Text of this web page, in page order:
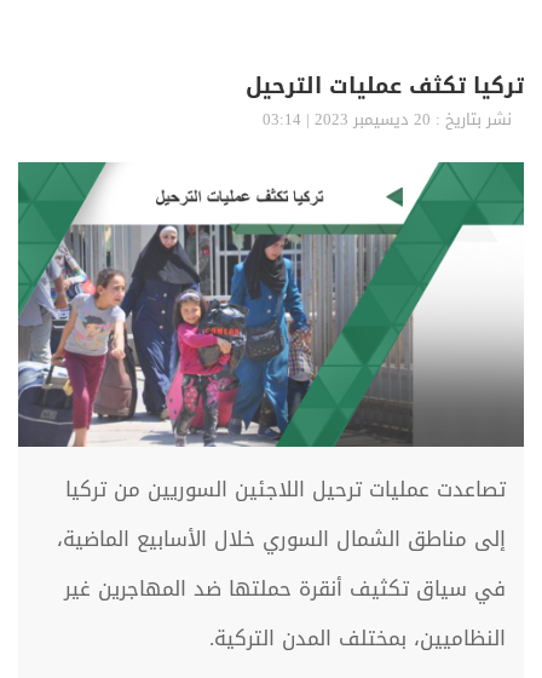
تركيا تكثف عمليات الترحيل
نشر بتاريخ : 20 ديسيمبر 2023 | 03:14
تصاعدت عمليات ترحيل اللاجئين السوريين من تركيا
إلى مناطق الشمال السوري خلال الأسابيع الماضية،
في سياق تكثيف أنقرة حملتها ضد المهاجرين غير
النظاميين، بمختلف المدن التركية.